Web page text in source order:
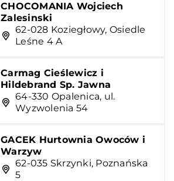
CHOCOMANIA Wojciech
Zalesinski
62-028 Koziegłowy, Osiedle
Leśne 4 A
Carmag Cieślewicz i
Hildebrand Sp. Jawna
64-330 Opalenica, ul.
Wyzwolenia 54
GACEK Hurtownia Owoców i
Warzyw
62-035 Skrzynki, Poznańska
5